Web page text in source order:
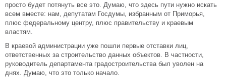
просто будет потянуть все это. Думаю, что здесь пути нужно искать
всем вместе: нам, депутатам Госдумы, избранным от Приморья,
плюс федеральному центру, плюс правительству и краевым
властям.
В краевой администрации уже пошли первые отставки лиц,
ответственных за строительство данных объектов. В частности,
руководитель департамента градостроительства был уволен на
днях. Думаю, что это только начало.